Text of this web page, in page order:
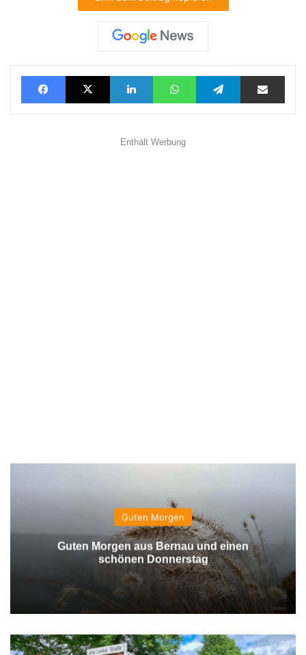
FacebookX LinkedInWhatsAppTelegramTeilen via E-Mail
Enthält Werbung
Guten Morgen
Guten Morgen aus Bernau und einen
schönen Donnerstag